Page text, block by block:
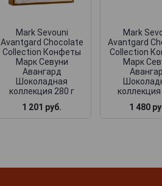
Mark Sevouni
Avantgard Chocolate
Collection Конфеты
Марк Севуни
Авангард
Шоколадная
коллекция 280 г
1 201 руб.
Mark
Avantgard
Collection
Марк
коллекция
1 480